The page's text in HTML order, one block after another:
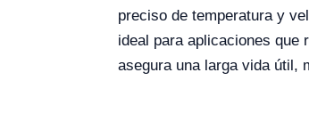
preciso de temperatura y
ideal para aplicaciones
asegura una larga vida útil,